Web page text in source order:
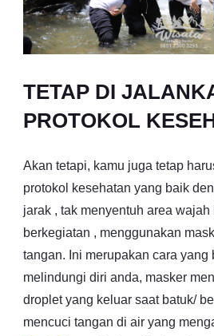
TETAP DI
PROTOKOL
Akan tetapi, kamu juga tetap
protokol kesehatan yang baik
jarak , tak menyentuh area wajah
berkegiatan , menggunakan
tangan. Ini merupakan cara yang
melindungi diri anda, masker
droplet yang keluar saat batuk/
mencuci tangan di air yang